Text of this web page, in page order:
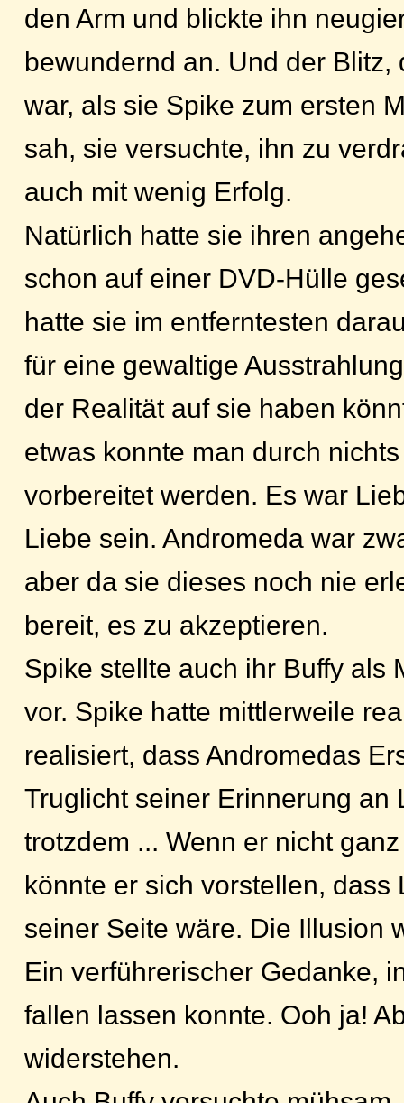
den Arm und blickte ihn
bewundernd an. Und der Blitz,
war, als sie Spike zum ersten
sah, sie versuchte, ihn zu
auch mit wenig Erfolg.
Natürlich hatte sie ihren
schon auf einer DVD-Hülle
hatte sie im entferntesten
für eine gewaltige
der Realität auf sie haben
etwas konnte man durch
vorbereitet werden. Es war
Liebe sein. Andromeda war
aber da sie dieses noch nie
bereit, es zu akzeptieren.
Spike stellte auch ihr Buffy als
vor. Spike hatte mittlerweile
realisiert, dass Andromedas
Truglicht seiner Erinnerung an
trotzdem ... Wenn er nicht
könnte er sich vorstellen, dass
seiner Seite wäre. Die Illusion
Ein verführerischer Gedanke,
fallen lassen konnte. Ooh ja!
widerstehen.